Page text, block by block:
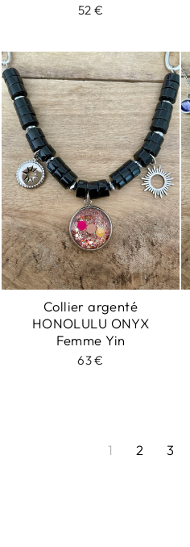
52 €
Collier argenté
HONOLULU ONYX
Femme Yin
63 €
1 2 3